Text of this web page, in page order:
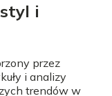
i
przez
i analizy
trendów w